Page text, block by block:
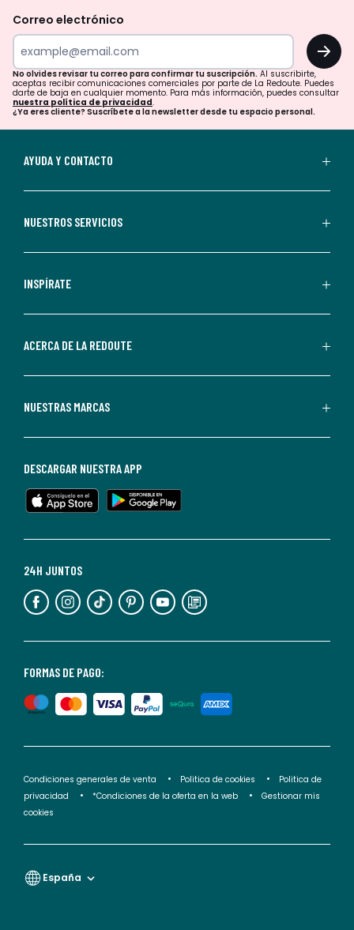
tu
para
confirmar
tu
suscripción.
aceptas
comerciales
personalizadas
parte
Redoute.
de
en
cualquier
Para
información,
puedes
nuestra
de
privacidad</2>.
Correo electrónico
OK
No olvides revisar tu correo para confirmar tu suscripción. Al suscribirte,
aceptas recibir comunicaciones comerciales por parte de La Redoute. Puedes
darte de baja en cualquier momento. Para más información, puedes consultar
nuestra política de privacidad.
¿Ya eres cliente? Suscríbete a la newsletter desde tu espacio personal.
AYUDA Y CONTACTO
NUESTROS SERVICIOS
INSPÍRATE
ACERCA DE LA REDOUTE
NUESTRAS MARCAS
FORMAS DE PAGO:
24H JUNTOS
DESCARGAR NUESTRA APP
Condiciones generales de venta Politica de cookies
Politica de
privacidad
*Condiciones de la oferta en la web
Gestionar mis
cookies
España